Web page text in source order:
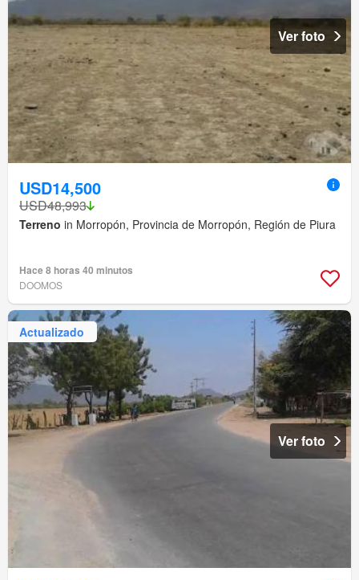
Ver foto
USD14,500
USD48,993
Terreno in Morropón, Provincia de Morropón, Región de Piura
Hace 8 horas 40 minutos
DOOMOS
Actualizado
Ver foto